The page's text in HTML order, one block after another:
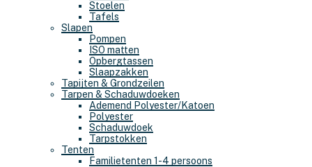
Stoelen
Tafels
Slapen
Pompen
ISO matten
Opbergtassen
Slaapzakken
Tapijten & Grondzeilen
Tarpen & Schaduwdoeken
Ademend Polyester/Katoen
Polyester
Schaduwdoek
Tarpstokken
Tenten
Familietenten 1-4 persoons